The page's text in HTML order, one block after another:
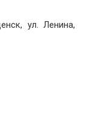
ул. Ленина,